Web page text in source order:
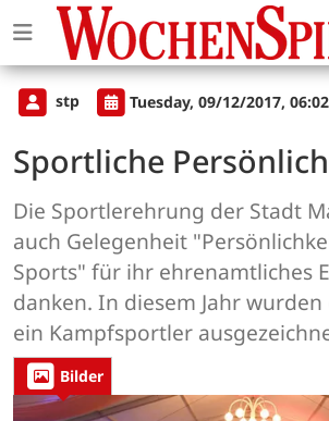
stp Tuesday, 09/12/2017,
Sportliche
Die Sportlerehrung der Stadt
auch Gelegenheit
Sports" für ihr ehrenamtliches
danken. In diesem Jahr
ein Kampfsportler
Bilder